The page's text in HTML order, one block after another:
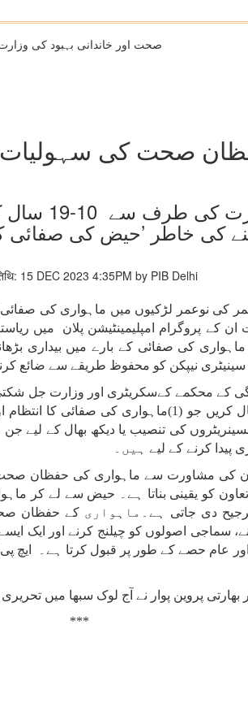
صحت اور خاندانی بہبود کی
صحت کی سہولیات
صحت اور
کی خاطر ’حیض کی صفائی
तिथि: 15 DEC 2023 4:35PM by PIB Delhi
کی نوعمر لڑکیوں میں ماہواری کی صفائی
ان کے پروگرام امپلیمینٹیشن پلان میں
ماہواری کی صفائی کے بارے میں بیداری
سینیٹری نیپکن کو محفوظ طریقے سے ضائع
كے محكمے كےسکریٹری اور وزارت جل
کریں جو (1)ماہواری کی صفائی کا انتظام
کی تنصیب یا دیکھ بھال کے لیے جن
پیدا کرنے کے لیے ہیں۔
کی مشاورت سے ماہواری کی حفظان
تعاون کو یقینی بناتا ہے۔ حیض سے لے کر
دی جاتی ہے۔ماہواری کے حفظان
سماجی اصولوں کو چیلنج کرنے اور ایک
اور عام حصے کے طور پر قبول کرتا ہے۔ ایچ پی
بھارتی پروین پوار نے آج لوک سبھا میں تحریری
***